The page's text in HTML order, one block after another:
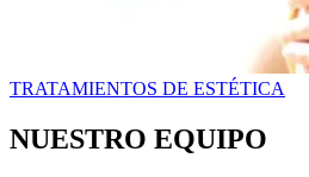
TRATAMIENTOS DE ESTÉTICA
NUESTRO EQUIPO